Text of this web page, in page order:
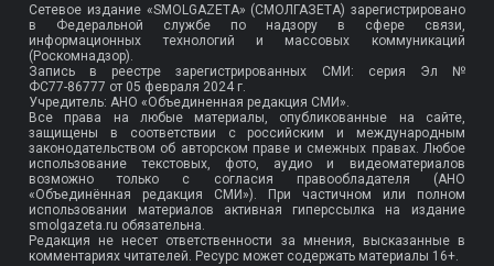
Сетевое издание «SMOLGAZETA» (СМОЛГАЗЕТА) зарегистрировано
в Федеральной службе по надзору в сфере связи,
информационных технологий и массовых коммуникаций
(Роскомнадзор).
Запись в реестре зарегистрированных СМИ: серия Эл №
ФС77-86777 от 05 февраля 2024 г.
Учредитель: АНО «Объединенная редакция СМИ».
Все права на любые материалы, опубликованные на сайте,
защищены в соответствии с российским и международным
законодательством об авторском праве и смежных правах. Любое
использование текстовых, фото, аудио и видеоматериалов
возможно только с согласия правообладателя (АНО
«Объединённая редакция СМИ»). При частичном или полном
использовании материалов активная гиперссылка на издание
smolgazeta.ru обязательна.
Редакция не несет ответственности за мнения, высказанные в
комментариях читателей. Ресурс может содержать материалы 16+.